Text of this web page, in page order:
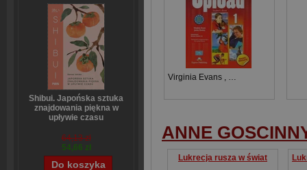
Shibui. Japońska sztuka
znajdowania piękna w
upływie czasu
64,13 zł
54,66 zł
Virginia Evans
ANNE
Lukrecja rusza w świat